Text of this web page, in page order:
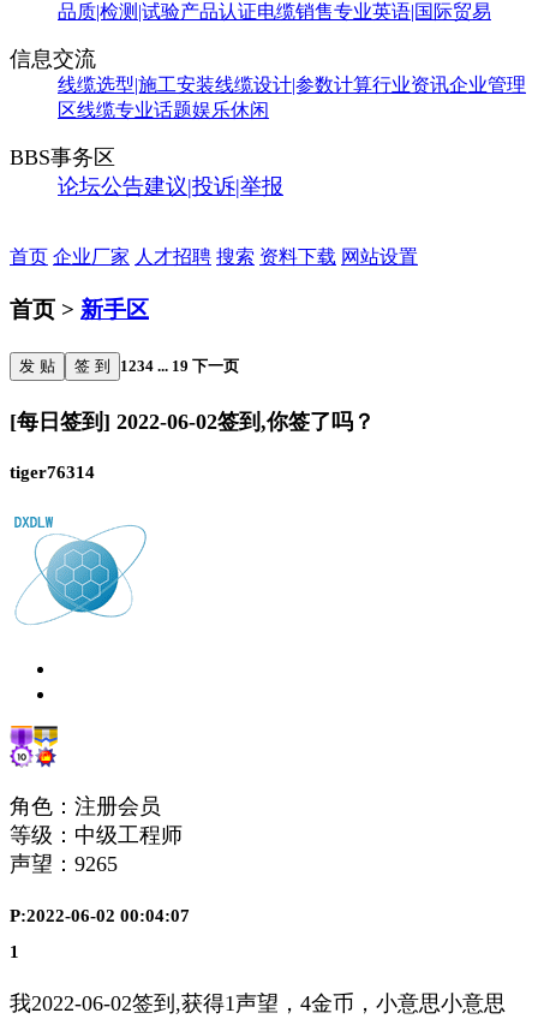
品质|检测|试验产品认证电缆销售专业英语|国际贸易
信息交流
线缆选型|施工安装线缆设计|参数计算行业资讯企业管理
区线缆专业话题娱乐休闲
BBS事务区
论坛公告建议|投诉|举报
首页 企业厂家 人才招聘 搜索 资料下载 网站设置
首页 > 新手区
发 贴 签 到 1234 ... 19 下一页
[每日签到] 2022-06-02签到,你签了吗？
tiger76314
角色：注册会员
等级：中级工程师
声望： 9265
P:2022-06-02 00:04:07
1
我2022-06-02签到,获得1声望，4金币，小意思小意思